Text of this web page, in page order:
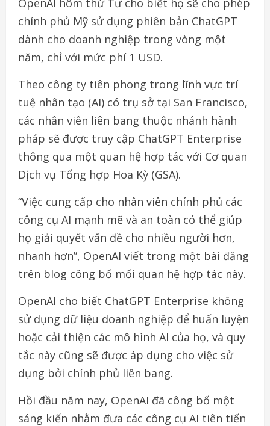
OpenAI hôm thứ Tư cho biết họ sẽ cho phép
chính phủ Mỹ sử dụng phiên bản ChatGPT
dành cho doanh nghiệp trong vòng một
năm, chỉ với mức phí 1 USD.
Theo công ty tiên phong trong lĩnh vực trí
tuệ nhân tạo (AI) có trụ sở tại San Francisco,
các nhân viên liên bang thuộc nhánh hành
pháp sẽ được truy cập ChatGPT Enterprise
thông qua một quan hệ hợp tác với Cơ quan
Dịch vụ Tổng hợp Hoa Kỳ (GSA).
“Việc cung cấp cho nhân viên chính phủ các
công cụ AI mạnh mẽ và an toàn có thể giúp
họ giải quyết vấn đề cho nhiều người hơn,
nhanh hơn”, OpenAI viết trong một bài đăng
trên blog công bố mối quan hệ hợp tác này.
OpenAI cho biết ChatGPT Enterprise không
sử dụng dữ liệu doanh nghiệp để huấn luyện
hoặc cải thiện các mô hình AI của họ, và quy
tắc này cũng sẽ được áp dụng cho việc sử
dụng bởi chính phủ liên bang.
Hồi đầu năm nay, OpenAI đã công bố một
sáng kiến nhằm đưa các công cụ AI tiên tiến